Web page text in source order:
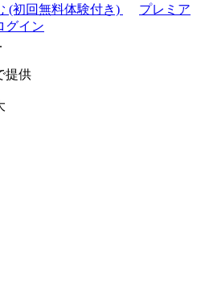
(初回無料体験付き)
プレミア
グイン
提供